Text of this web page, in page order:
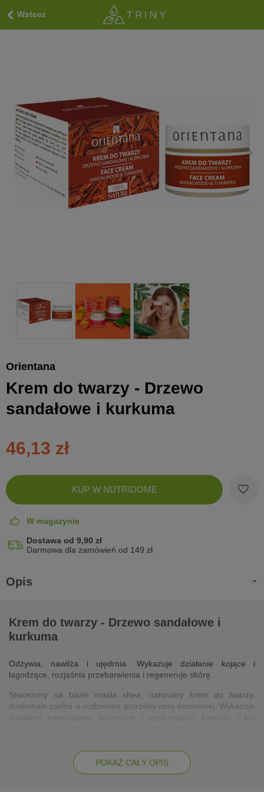
Wstecz
Orientana
Krem do twarzy - Drzewo
sandałowe i kurkuma
46,13 zł
Zobacz
koszyk
KUP W NUTRIDOME
W magazynie
Dostawa od 9,90 zł
Darmowa dla zamówień od 149 zł
Opis
Krem do twarzy - Drzewo sandałowe i
kurkuma
Odżywia, nawilża i ujędrnia. Wykazuje działanie kojące i
łagodzące, rozjaśnia przebarwienia i regeneruje skórę.
Stworzony na bazie masła shea, naturalny krem do twarzy,
doskonale zadba o codzienne potrzeby cery normalnej. Wykazuje
zewnętrznych. W bogatej formule zawiera m.in. ekstrakt z
kurkumy o silnych właściwościach antyoksydacyjnych i
przeciwzapalnych oraz olej z drzewa sandałowego wykazujący
POKAŻ CAŁY OPIS